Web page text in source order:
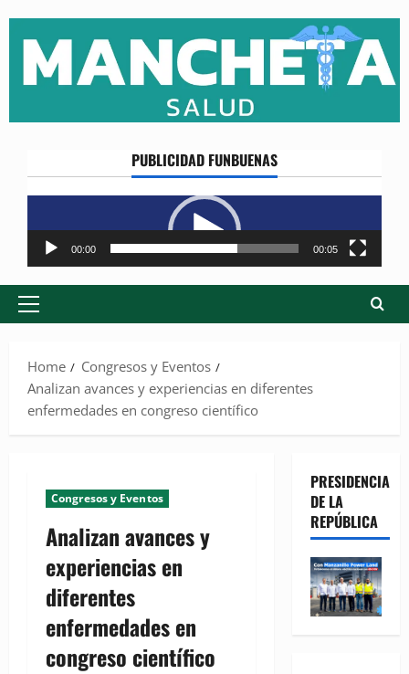
content
PUBLICIDAD FUNBUENAS
Reproductor
de
vídeo
00:00 00:05
Primary
Home
Congresos y Eventos
Analizan avances y experiencias en diferentes
enfermedades en congreso científico
Congresos y Eventos
Analizan avances y
experiencias en
diferentes
enfermedades en
congreso científico
PRESIDENCIA
DE LA
REPÚBLICA